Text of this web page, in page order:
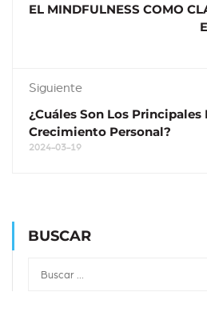
EL MINDFULNESS COMO
Siguiente
¿Cuáles Son Los Principales
Crecimiento Personal?
2024-03-19
BUSCAR